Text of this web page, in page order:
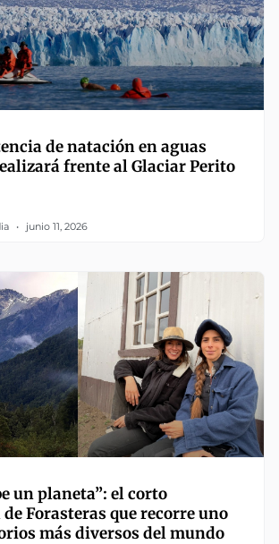
de natación en aguas
frente al Glaciar Perito
junio 11, 2026
un planeta”: el corto
Forasteras que recorre uno
más diversos del mundo